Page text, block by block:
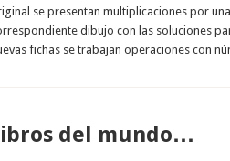
se presentan multiplicaciones por
dibujo con las soluciones
fichas se trabajan operaciones con
del mundo…